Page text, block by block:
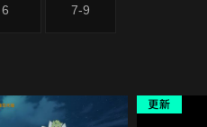
比平常還早回到家。這
去廁所穿內褲的撫子
6 7-9